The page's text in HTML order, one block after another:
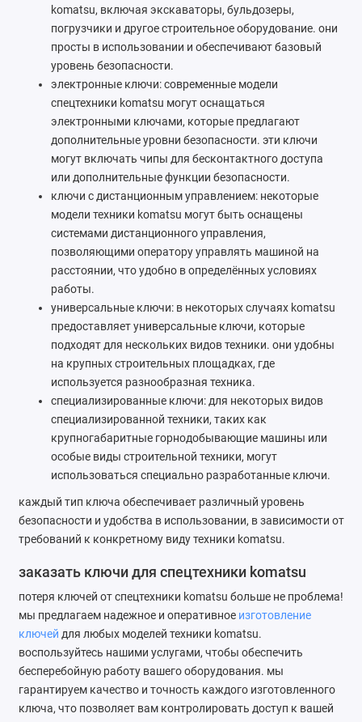
komatsu, включая экскаваторы, бульдозеры,
погрузчики и другое строительное оборудование. они
просты в использовании и обеспечивают базовый
уровень безопасности.
электронные ключи: современные модели
спецтехники komatsu могут оснащаться
электронными ключами, которые предлагают
дополнительные уровни безопасности. эти ключи
могут включать чипы для бесконтактного доступа
или дополнительные функции безопасности.
ключи с дистанционным управлением: некоторые
модели техники komatsu могут быть оснащены
системами дистанционного управления,
позволяющими оператору управлять машиной на
расстоянии, что удобно в определённых условиях
работы.
универсальные ключи: в некоторых случаях komatsu
предоставляет универсальные ключи, которые
подходят для нескольких видов техники. они удобны
на крупных строительных площадках, где
используется разнообразная техника.
специализированные ключи: для некоторых видов
специализированной техники, таких как
крупногабаритные горнодобывающие машины или
особые виды строительной техники, могут
использоваться специально разработанные ключи.
каждый тип ключа обеспечивает различный уровень
безопасности и удобства в использовании, в зависимости от
требований к конкретному виду техники komatsu.
заказать ключи для спецтехники komatsu
потеря ключей от спецтехники komatsu больше не проблема!
мы предлагаем надежное и оперативное изготовление
ключей для любых моделей техники komatsu.
воспользуйтесь нашими услугами, чтобы обеспечить
бесперебойную работу вашего оборудования. мы
гарантируем качество и точность каждого изготовленного
ключа, что позволяет вам контролировать доступ к вашей